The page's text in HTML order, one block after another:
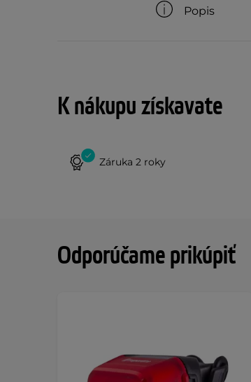
Popis
K nákupu získavate
Záruka 2 roky
Odporúčame prikúpiť